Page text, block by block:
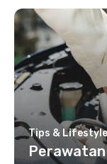
Tips & Lifestyle